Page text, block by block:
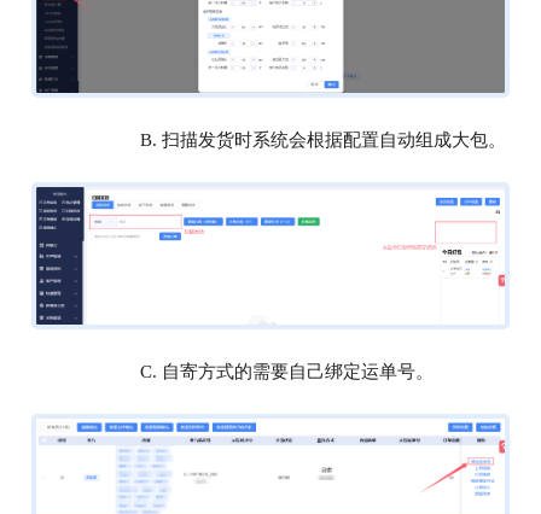
B. 扫描发货时系统会根据配置自动组成大包。
C. 自寄方式的需要自己绑定运单号。